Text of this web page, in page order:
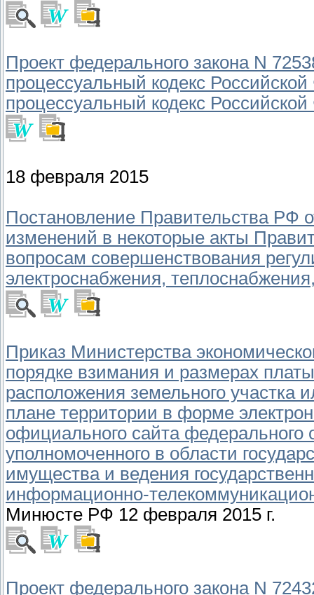
Проект федерального закона N
процессуальный кодекс
процессуальный кодекс
18 февраля 2015
Постановление Правительства РФ
изменений в некоторые акты
вопросам совершенствования
электроснабжения,
Приказ Министерства
порядке взимания и размерах
расположения земельного участка
плане территории в форме
официального сайта федерального
уполномоченного в области
имущества и ведения
информационно-
Минюсте РФ 12 февраля 2015 г.
Проект федерального закона N